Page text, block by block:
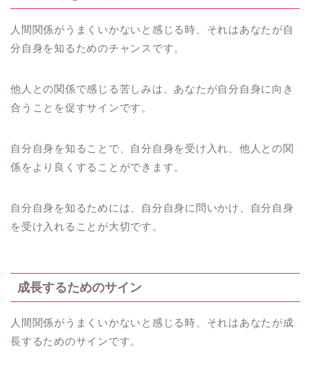
人間関係がうまくいかないと感じる時、それはあなたが自
分自身を知るためのチャンスです。
他人との関係で感じる苦しみは、あなたが自分自身に向き
合うことを促すサインです。
自分自身を知ることで、自分自身を受け入れ、他人との関
係をより良くすることができます。
自分自身を知るためには、自分自身に問いかけ、自分自身
を受け入れることが大切です。
成長するためのサイン
人間関係がうまくいかないと感じる時、それはあなたが成
長するためのサインです。